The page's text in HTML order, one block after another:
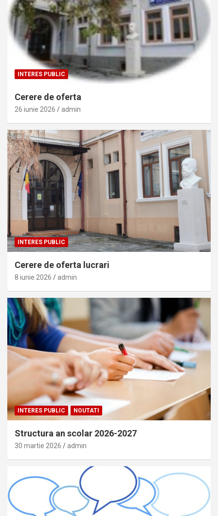
INTERES PUBLIC
Cerere de oferta
26 iunie 2026 admin
INTERES PUBLIC
Cerere de oferta lucrari
8 iunie 2026 admin
INTERES PUBLIC NOUTATI
Structura an scolar 2026-2027
30 martie 2026 admin